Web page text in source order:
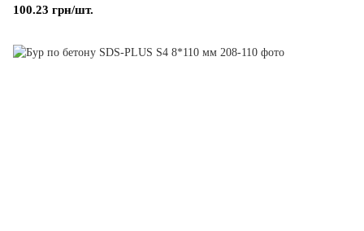
100.23 грн/шт.